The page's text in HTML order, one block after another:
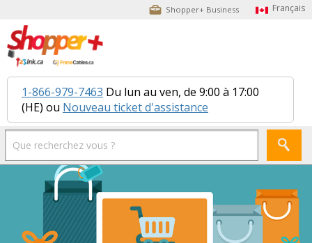
Shopper+ Business
1-866-979-7463 Du lun au ven, de 9:00 à 17:00
(HE) ou Nouveau ticket d'assistance